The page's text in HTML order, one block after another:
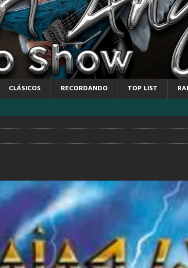
CLÁSICOS RECORDANDO TOP LIST